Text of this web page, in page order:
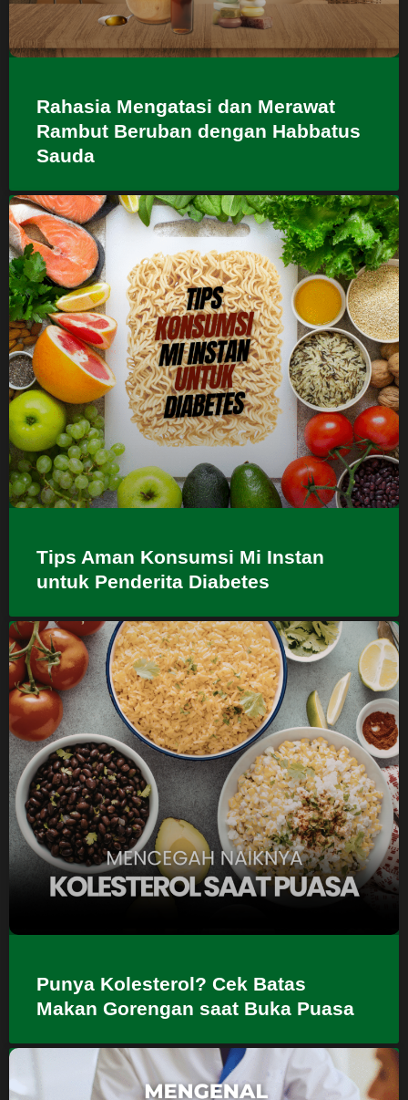
Rahasia Mengatasi dan Merawat
Rambut Beruban dengan Habbatus
Sauda
Tips Aman Konsumsi Mi Instan
untuk Penderita Diabetes
Punya Kolesterol? Cek Batas
Makan Gorengan saat Buka Puasa